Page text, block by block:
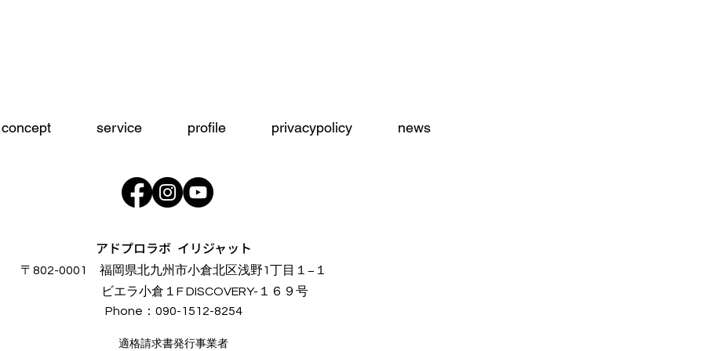
concept service profile privacypolicy news
アドプロラボ イリジャット
〒802-0001 福岡県北九州市小倉北区浅野1丁目１−１
​ビエラ小倉１F DISCOVERY-１６９号
Phone：090-1512-8254
適格請求書発行事業者